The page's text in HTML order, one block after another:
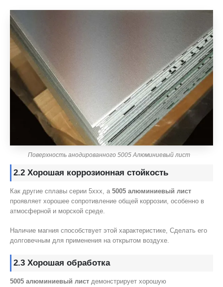
Поверхность анодированного 5005 Алюминиевый лист
2.2 Хорошая коррозионная стойкость
Как другие сплавы серии 5xxx, а 5005 алюминиевый лист
проявляет хорошее сопротивление общей коррозии, особенно в
атмосферной и морской среде.
Наличие магния способствует этой характеристике, Сделать его
долговечным для применения на открытом воздухе.
2.3 Хорошая обработка
5005 алюминиевый лист демонстрирует хорошую